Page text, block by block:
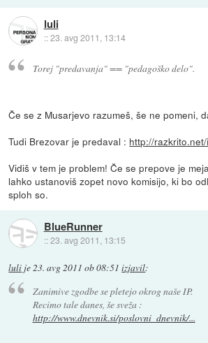
luli
::23. avg 2011, 13:14
Torej "predavanja" == "pedagoško delo".
Če se z Musarjevo razumeš, še ne pomeni,
Tudi Brezovar je predaval : http://
Vidiš v tem je problem! Če se prepove je
lahko ustanoviš zopet novo komisijo, ki bo
sploh so.
BlueRunner
::23. avg 2011, 13:15
luli je23. avg 2011 ob 08:51 izjavil:
Zanimive zgodbe se pletejo okrog naše IP.
Recimo tale danes, še sveža :
http://www.dnevnik.si/poslovni_dnevnik/...